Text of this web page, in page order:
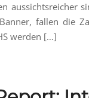
aussichtsreicher
fallen die
werden […]